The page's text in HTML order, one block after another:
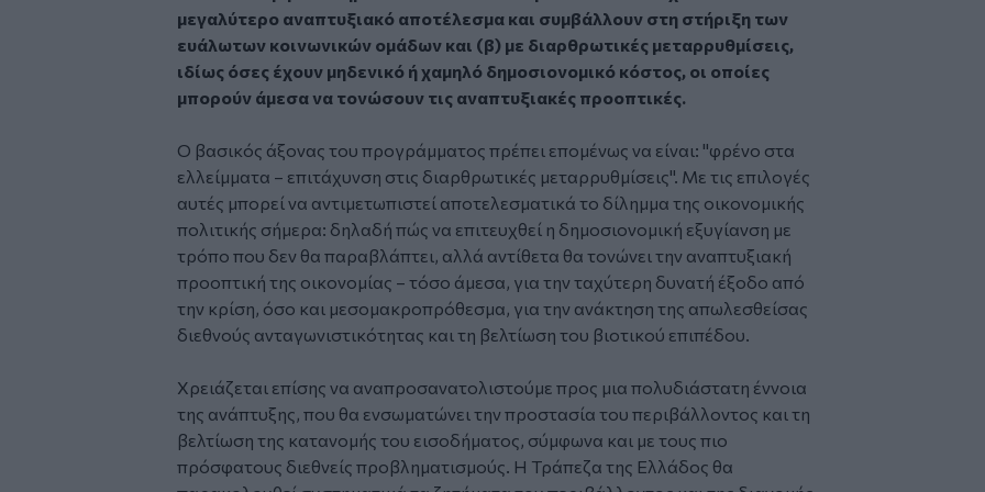
μεγαλύτερο αναπτυξιακό αποτέλεσμα και συμβάλλουν στη στήριξη των
ευάλωτων κοινωνικών ομάδων και (β) με διαρθρωτικές μεταρρυθμίσεις,
ιδίως όσες έχουν μηδενικό ή χαμηλό δημοσιονομικό κόστος, οι οποίες
μπορούν άμεσα να τονώσουν τις αναπτυξιακές προοπτικές.
Ο βασικός άξονας του προγράμματος πρέπει επομένως να είναι: "φρένο στα
ελλείμματα – επιτάχυνση στις διαρθρωτικές μεταρρυθμίσεις". Με τις επιλογές
αυτές μπορεί να αντιμετωπιστεί αποτελεσματικά το δίλημμα της οικονομικής
πολιτικής σήμερα: δηλαδή πώς να επιτευχθεί η δημοσιονομική εξυγίανση με
τρόπο που δεν θα παραβλάπτει, αλλά αντίθετα θα τονώνει την αναπτυξιακή
προοπτική της οικονομίας – τόσο άμεσα, για την ταχύτερη δυνατή έξοδο από
την κρίση, όσο και μεσομακροπρόθεσμα, για την ανάκτηση της απωλεσθείσας
διεθνούς ανταγωνιστικότητας και τη βελτίωση του βιοτικού επιπέδου.
Χρειάζεται επίσης να αναπροσανατολιστούμε προς μια πολυδιάστατη έννοια
της ανάπτυξης, που θα ενσωματώνει την προστασία του περιβάλλοντος και τη
βελτίωση της κατανομής του εισοδήματος, σύμφωνα και με τους πιο
πρόσφατους διεθνείς προβληματισμούς. Η Τράπεζα της Ελλάδος θα